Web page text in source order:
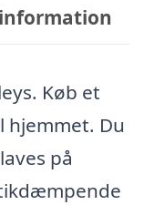
Køb et
Du
på